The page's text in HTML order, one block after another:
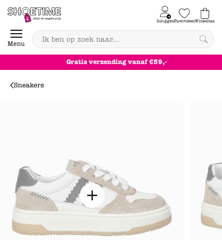
Skip to content
Menu
InloggenFavorietenWinkeltas
0
Gratisverzendingvanaf €59,-
Sneakers